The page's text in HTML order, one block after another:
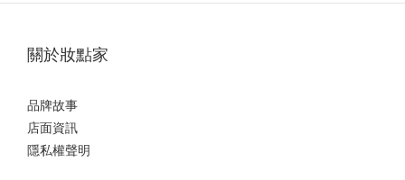
關於妝點家
品牌故事
店面資訊
隱私權聲明